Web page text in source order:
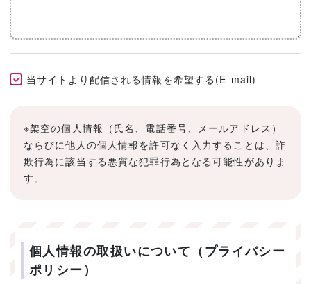
当サイトより配信される情報を希望する(E-mail)
※架空の個人情報（氏名、電話番号、メールアドレス）
ならびに他人の個人情報を許可なく入力することは、詐
欺行為に該当する悪質な犯罪行為となる可能性がありま
す。
個人情報の取扱いについて（プライバシー
ポリシー）